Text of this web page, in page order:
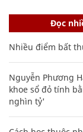
Đọc
Nhiều điểm bất
Nguyễn Phương
khoe sổ đỏ tính
nghìn tỷ'